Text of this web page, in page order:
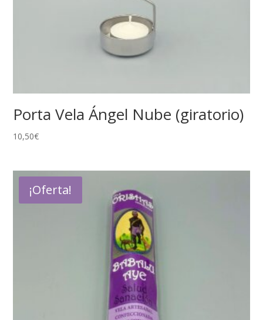
Porta Vela Ángel Nube (giratorio)
10,50€
¡Oferta!